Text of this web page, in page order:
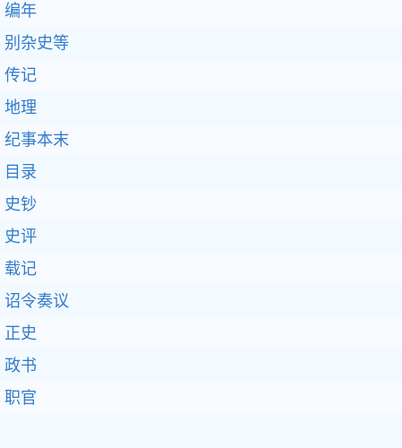
编年
别杂史等
传记
地理
纪事本末
目录
史钞
史评
载记
诏令奏议
正史
政书
职官